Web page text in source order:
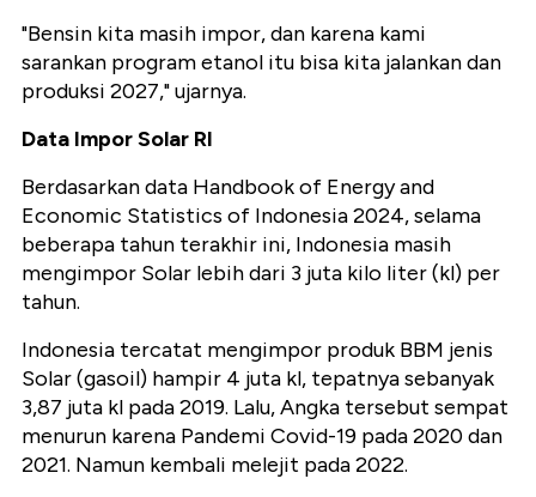
"Bensin kita masih impor, dan karena kami
sarankan program etanol itu bisa kita jalankan dan
produksi 2027," ujarnya.
Data Impor Solar RI
Berdasarkan data Handbook of Energy and
Economic Statistics of Indonesia 2024, selama
beberapa tahun terakhir ini, Indonesia masih
mengimpor Solar lebih dari 3 juta kilo liter (kl) per
tahun.
Indonesia tercatat mengimpor produk BBM jenis
Solar (gasoil) hampir 4 juta kl, tepatnya sebanyak
3,87 juta kl pada 2019. Lalu, Angka tersebut sempat
menurun karena Pandemi Covid-19 pada 2020 dan
2021. Namun kembali melejit pada 2022.